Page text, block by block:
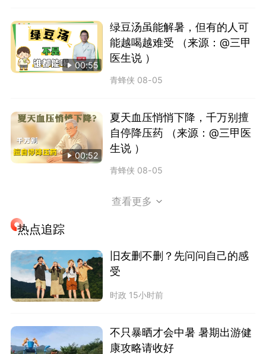
00:55
绿豆汤虽能解暑，但有的人可
能越喝越难受 （来源：@三甲
医生说 ）
青蜂侠 08-05
00:52
夏天血压悄悄下降，千万别擅
自停降压药 （来源：@三甲医
生说 ）
青蜂侠 08-05
查看更多
热点追踪
旧友删不删？先问问自己的感
受
时政 15小时前
不只暴晒才会中暑 暑期出游健
康攻略请收好